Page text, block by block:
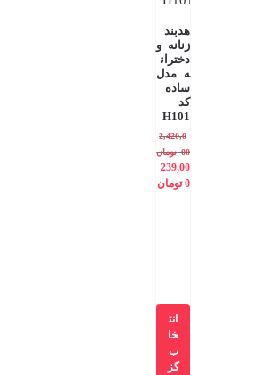
هدبند
زنانه و
دختران
ه مدل
ساده
کد
H101
2,420,0
00 تومان
239,00
0 تومان
انت
خا
ب
گز